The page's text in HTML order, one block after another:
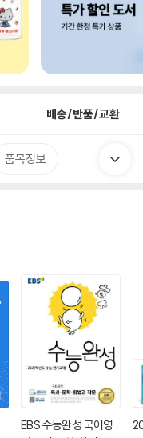
배송/반품/교환
품목정보
EBS 수능완성 국어영